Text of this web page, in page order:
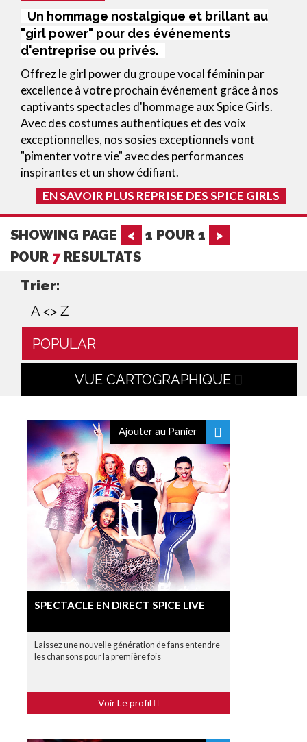
Un hommage nostalgique et brillant au
"girl power" pour des événements
d'entreprise ou privés.
Offrez le girl power du groupe vocal féminin par
excellence à votre prochain événement grâce à nos
captivants spectacles d'hommage aux Spice Girls.
Avec des costumes authentiques et des voix
exceptionnelles, nos sosies exceptionnels vont
"pimenter votre vie" avec des performances
inspirantes et un show édifiant.
EN SAVOIR PLUS REPRISE DES SPICE GIRLS
SHOWING PAGE < 1 POUR 1
>
POUR 7 RESULTATS
Trier:
A <> Z
POPULAR
VUE CARTOGRAPHIQUE
Ajouter au Panier
SPECTACLE EN DIRECT SPICE LIVE
Laissez une nouvelle génération de fans entendre
les chansons pour la première fois
Voir Le profil